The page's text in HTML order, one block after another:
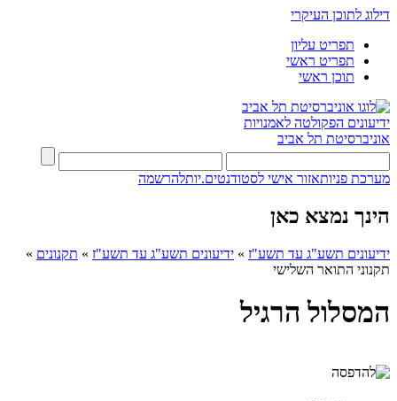
דילוג לתוכן העיקרי
תפריט עליון
תפריט ראשי
תוכן ראשי
ידיעונים הפקולטה לאמנויות
אוניברסיטת תל אביב
מערכת פניותאזור אישי לסטודנטים.יותלהרשמה
הינך נמצא כאן
ידיעונים תשע"ג עד תשע"ז » ידיעונים תשע"ג עד תשע"ז » תקנונים »
תקנוני התואר השלישי
המסלול הרגיל